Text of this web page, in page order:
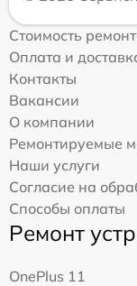
Стоимость
Оплата и
Контакты
Вакансии
О компании
Ремонтируемые
Наши услуги
Согласие на
Способы оплаты
Ремонт
OnePlus 11